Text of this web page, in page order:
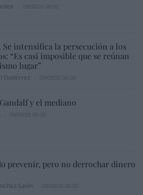
Se intensifica la persecución a los
“Es casi imposible que se reúnan
lugar”
y el mediano
prevenir, pero no derrochar dinero